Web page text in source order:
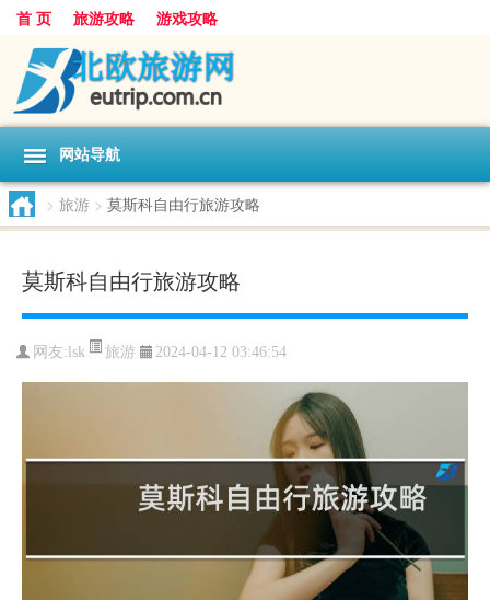
首 页 旅游攻略 游戏攻略
网站导航
> 旅游 > 莫斯科自由行旅游攻略
莫斯科自由行旅游攻略
网友: lsk 旅游 2024-04-12 03:46:54